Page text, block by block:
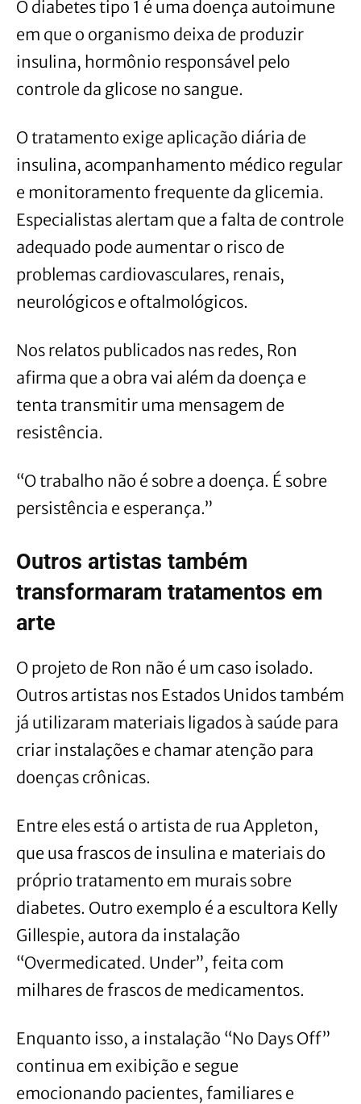
O diabetes tipo 1 é uma doença autoimune
em que o organismo deixa de produzir
insulina, hormônio responsável pelo
controle da glicose no sangue.
O tratamento exige aplicação diária de
insulina, acompanhamento médico regular
e monitoramento frequente da glicemia.
Especialistas alertam que a falta de controle
adequado pode aumentar o risco de
problemas cardiovasculares, renais,
neurológicos e oftalmológicos.
Nos relatos publicados nas redes, Ron
afirma que a obra vai além da doença e
tenta transmitir uma mensagem de
resistência.
“O trabalho não é sobre a doença. É sobre
persistência e esperança.”
Outros artistas também
transformaram tratamentos em
arte
O projeto de Ron não é um caso isolado.
Outros artistas nos Estados Unidos também
já utilizaram materiais ligados à saúde para
criar instalações e chamar atenção para
doenças crônicas.
Entre eles está o artista de rua Appleton,
que usa frascos de insulina e materiais do
próprio tratamento em murais sobre
diabetes. Outro exemplo é a escultora Kelly
Gillespie, autora da instalação
“Overmedicated. Under”, feita com
milhares de frascos de medicamentos.
Enquanto isso, a instalação “No Days Off”
continua em exibição e segue
emocionando pacientes, familiares e